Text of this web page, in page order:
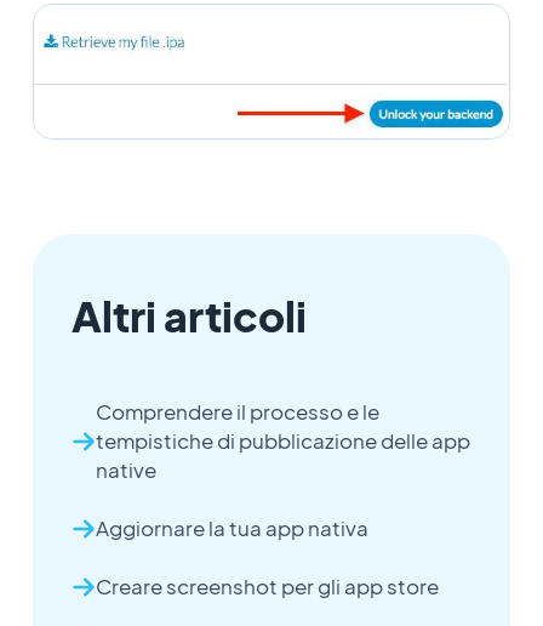
Altri articoli
Comprendere il processo e le
tempistiche di pubblicazione delle app
native
Aggiornare la tua app nativa
Creare screenshot per gli app store